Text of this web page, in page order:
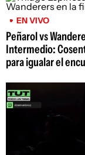
EN VIVO
Peñarol vs
Intermedio:
para igualar el